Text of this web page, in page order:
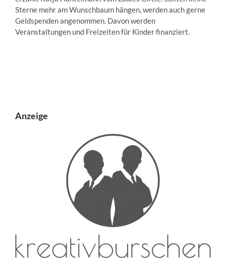
Sterne mehr am Wunschbaum hängen, werden auch gerne
Geldspenden angenommen. Davon werden
Veranstaltungen und Freizeiten für Kinder finanziert.
Anzeige